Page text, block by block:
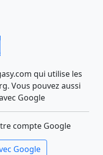
qui utilise les
Vous pouvez aussi
Google
compte Google
Google